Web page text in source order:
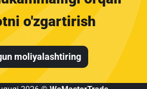
o'zgartirish
moliyalashtiring